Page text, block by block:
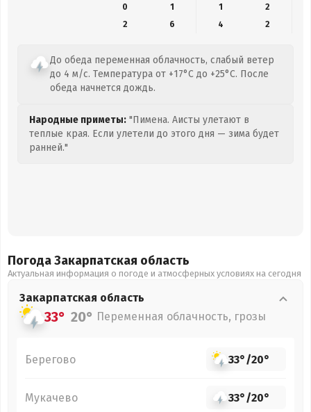
0
1 1
2
2
6 4 2
До обеда переменная облачность, слабый ветер
до 4 м/с. Температура от +17°C до +25°C. После
обеда начнется дождь.
Народные приметы: "Пимена. Аисты улетают в
теплые края. Если улетели до этого дня — зима будет
ранней."
Погода Закарпатская область
Актуальная информация о погоде и атмосферных условиях на сегодня
Закарпатская область
33° 20° Переменная облачность, грозы
Берегово 33°/20°
Мукачево 33°/20°